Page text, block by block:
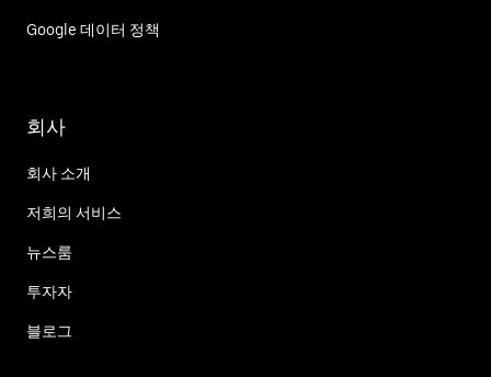
Google 데이터 정책
회사
회사 소개
저희의 서비스
뉴스룸
투자자
블로그